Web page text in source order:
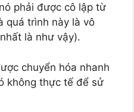
phải được cô lập từ
quá trình này là vô
là như vậy).
chuyển hóa nhanh
không thực tế để sử